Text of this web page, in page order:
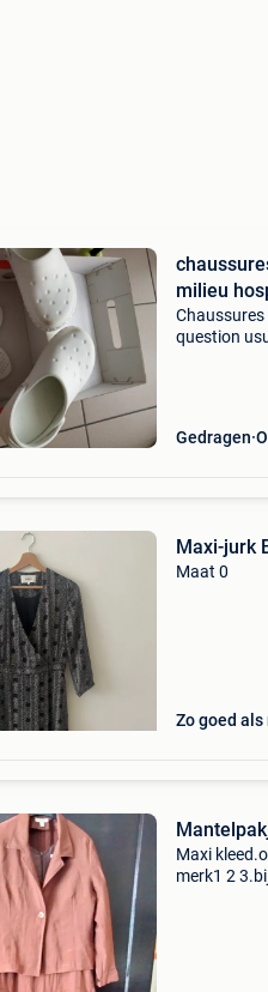
milieu
question
Gedragen
Maxi-jurk
Maat 0
Zo goed als
Maxi
merk1 2